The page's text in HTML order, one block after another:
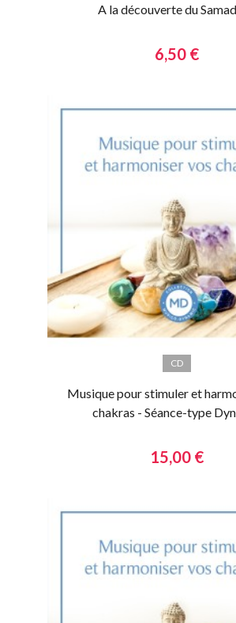
A la découverte du
6,50 €
CD
Musique pour stimuler et
chakras - Séance-type
15,00 €